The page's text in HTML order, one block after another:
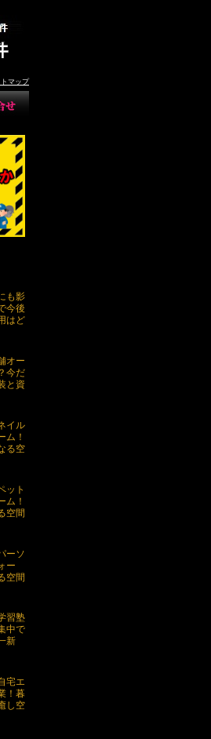
マップ
も影
今後
はど
オー
今だ
と資
イル
ム！
る空
ット
ム！
空間
ーソ
ー
空間
習塾
中で
新
宅エ
！暮
し空